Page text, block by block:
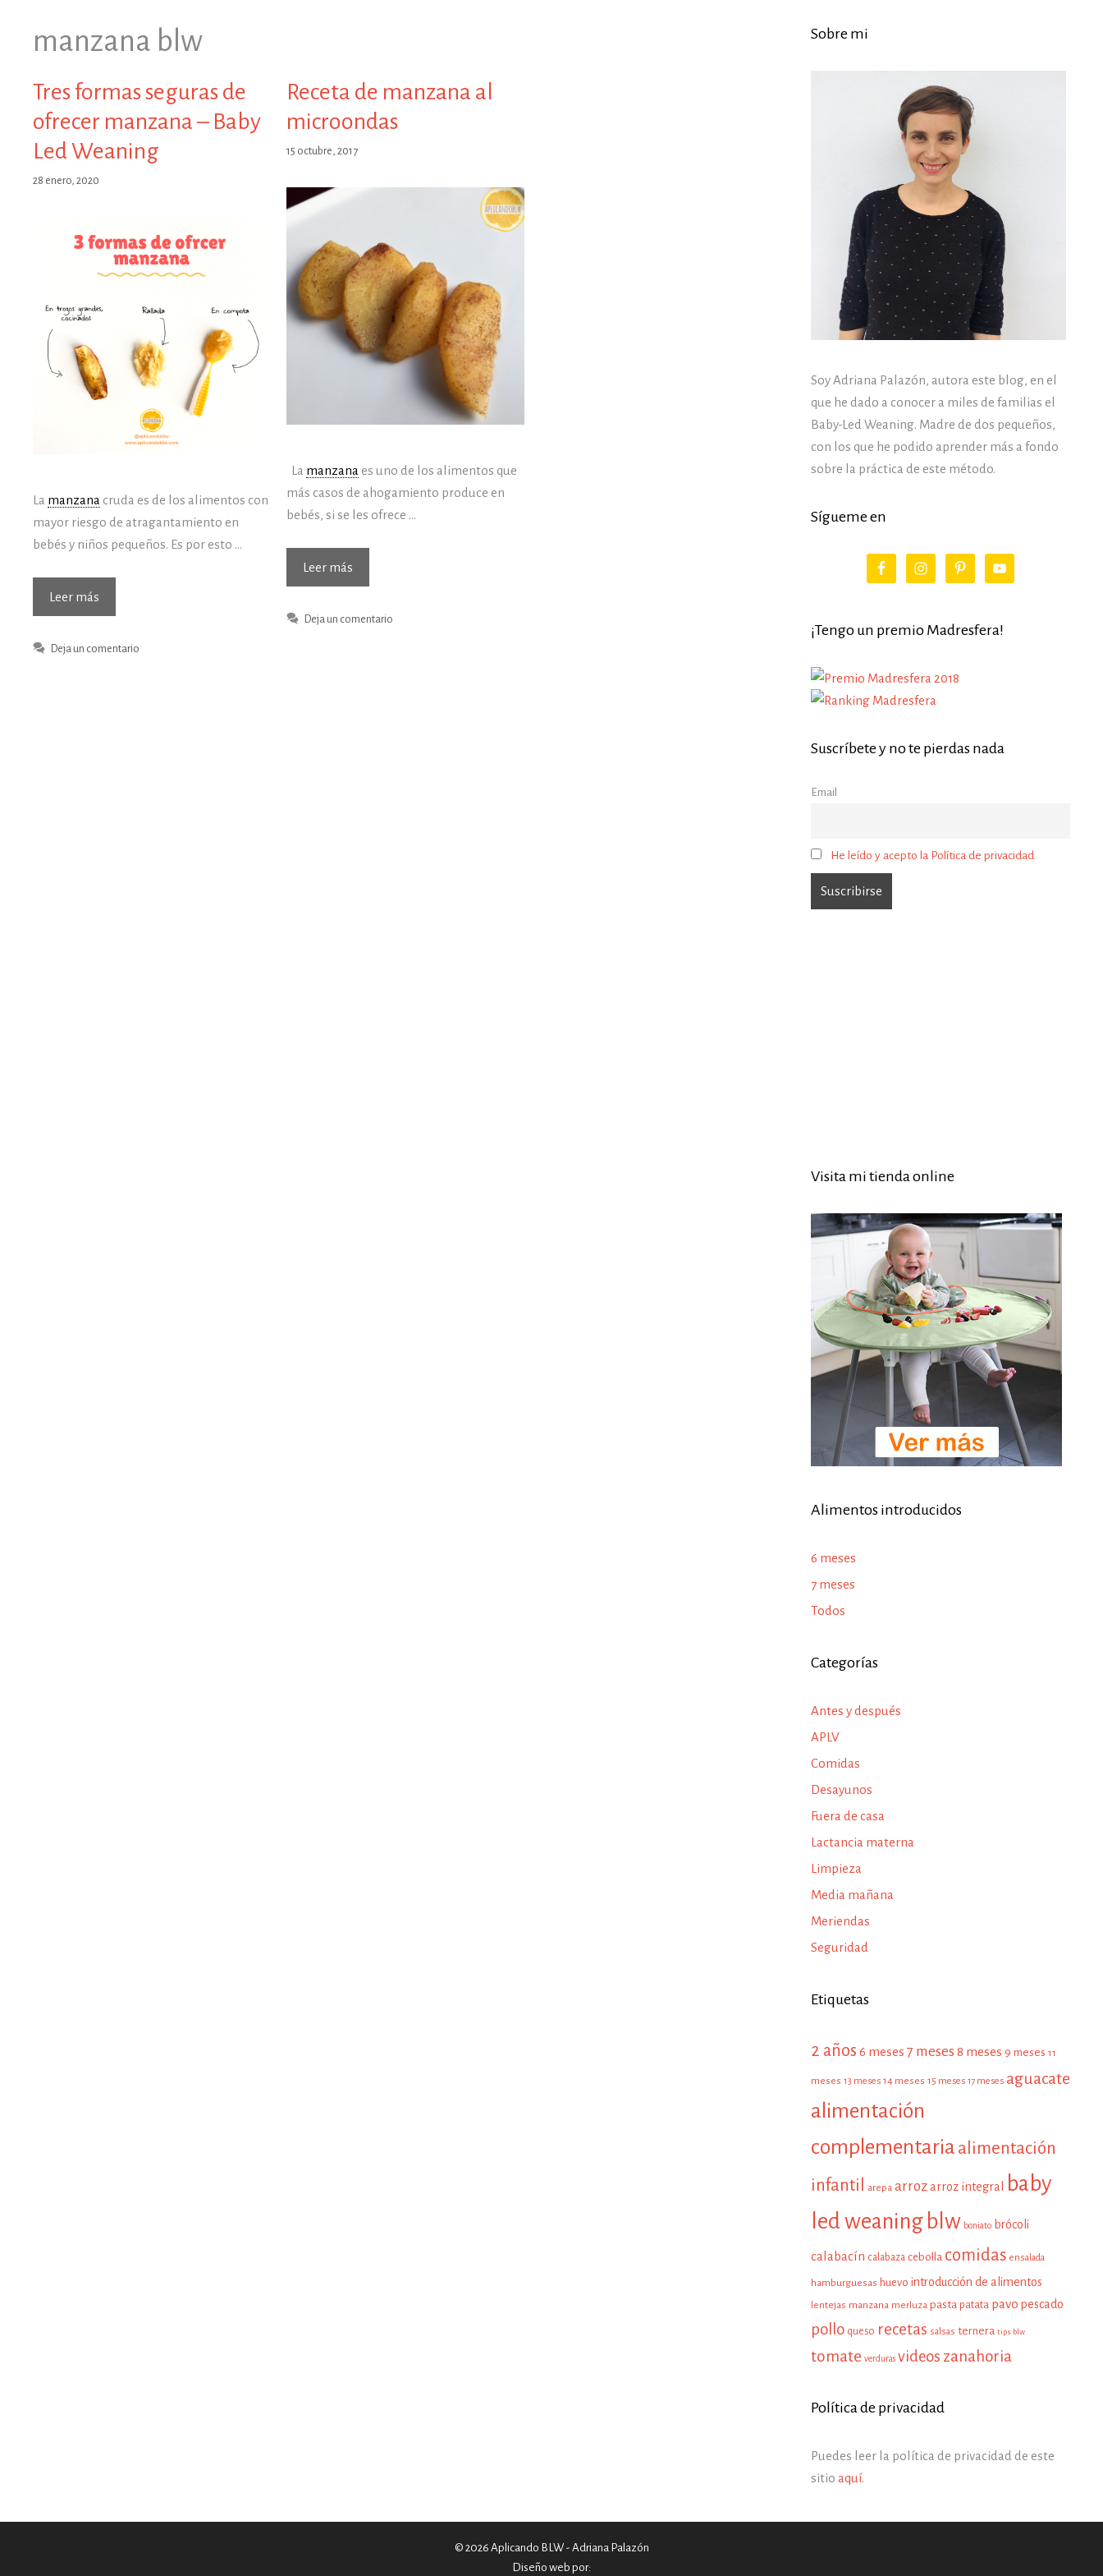
manzana blw
Tres formas seguras de
ofrecer manzana – Baby
Led Weaning
28 enero, 2020
La manzana cruda es de los alimentos con
mayor riesgo de atragantamiento en
bebés y niños pequeños. Es por esto …
Leer más
formas
Deja un comentario
Receta de manzana al
microondas
15 octubre, 2017
La manzana es uno de los alimentos que
más casos de ahogamiento produce en
bebés, si se les ofrece …
Leer más
de
Deja un comentario
Sobre mi
Soy Adriana Palazón, autora este blog, en el
que he dado a conocer a miles de familias el
Baby-Led Weaning. Madre de dos pequeños,
con los que he podido aprender más a fondo
sobre la práctica de este método.
Sígueme en
¡Tengo un premio Madresfera!
Suscríbete y no te pierdas nada
Email
He leído y acepto la Política de privacidad.
Visita mi tienda online
Alimentos introducidos
6 meses
7 meses
Todos
Categorías
Antes y después
APLV
Comidas
Desayunos
Fuera de casa
Lactancia materna
Limpieza
Media mañana
Meriendas
Seguridad
Etiquetas
2 años 6 meses 7 meses 8 meses 9 meses 11
meses 13 meses 14 meses 15 meses 17 meses aguacate
alimentación
complementaria alimentación
infantil
arepa arroz arroz integral
baby
led weaning blw boniato brócoli
calabacín calabaza cebolla comidas ensalada
hamburguesas huevo introducción de alimentos
lentejas manzana merluza pasta patata pavo pescado
pollo queso recetas salsas ternera tips blw
tomate verduras videos zanahoria
Política de privacidad
Puedes leer la política de privacidad de este
sitio aquí.
© 2026 Aplicando BLW - Adriana Palazón
Diseño web por: